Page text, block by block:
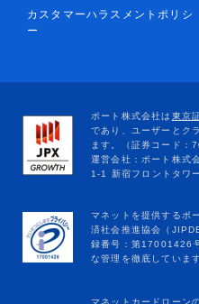
カスタマーハラスメントポリシ
ー
マネットカードローン